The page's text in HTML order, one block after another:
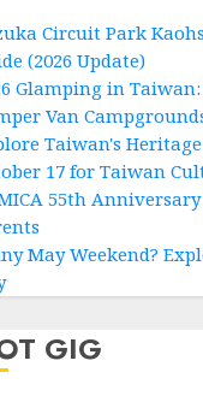
Circuit Park
(2026 Update)
Glamping in
Van
Taiwan's
17 for Taiwan
55th
May Weekend?
GIG